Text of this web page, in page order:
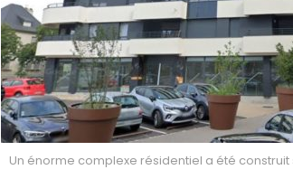
Un énorme complexe résidentiel a été